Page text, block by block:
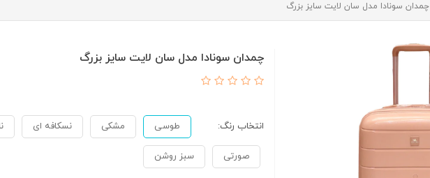
چمدان سونادا مدل سان لایت سایز بزرگ
چمدان سونادا مدل سان لایت سایز بزرگ
انتخاب رنگ: طوسی مشکی نسکافه ای
صورتی سبز روشن